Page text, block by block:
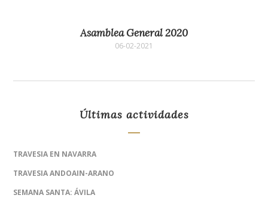
Asamblea General 2020
06-02-2021
Últimas actividades
TRAVESIA EN NAVARRA
TRAVESIA ANDOAIN-ARANO
SEMANA SANTA: ÁVILA